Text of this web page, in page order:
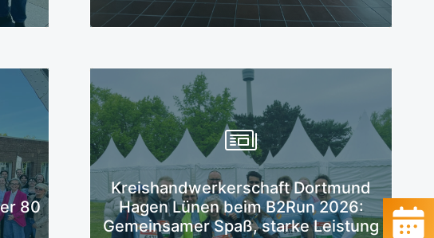
80
Kreishandwerkerschaft Dortmund
Hagen Lünen beim B2Run 2026:
Gemeinsamer Spaß, starke Leistung
Mehr erfahren